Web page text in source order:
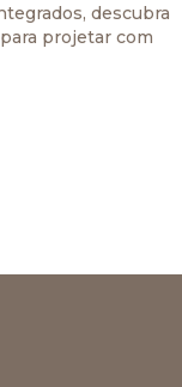
descubra
projetar com